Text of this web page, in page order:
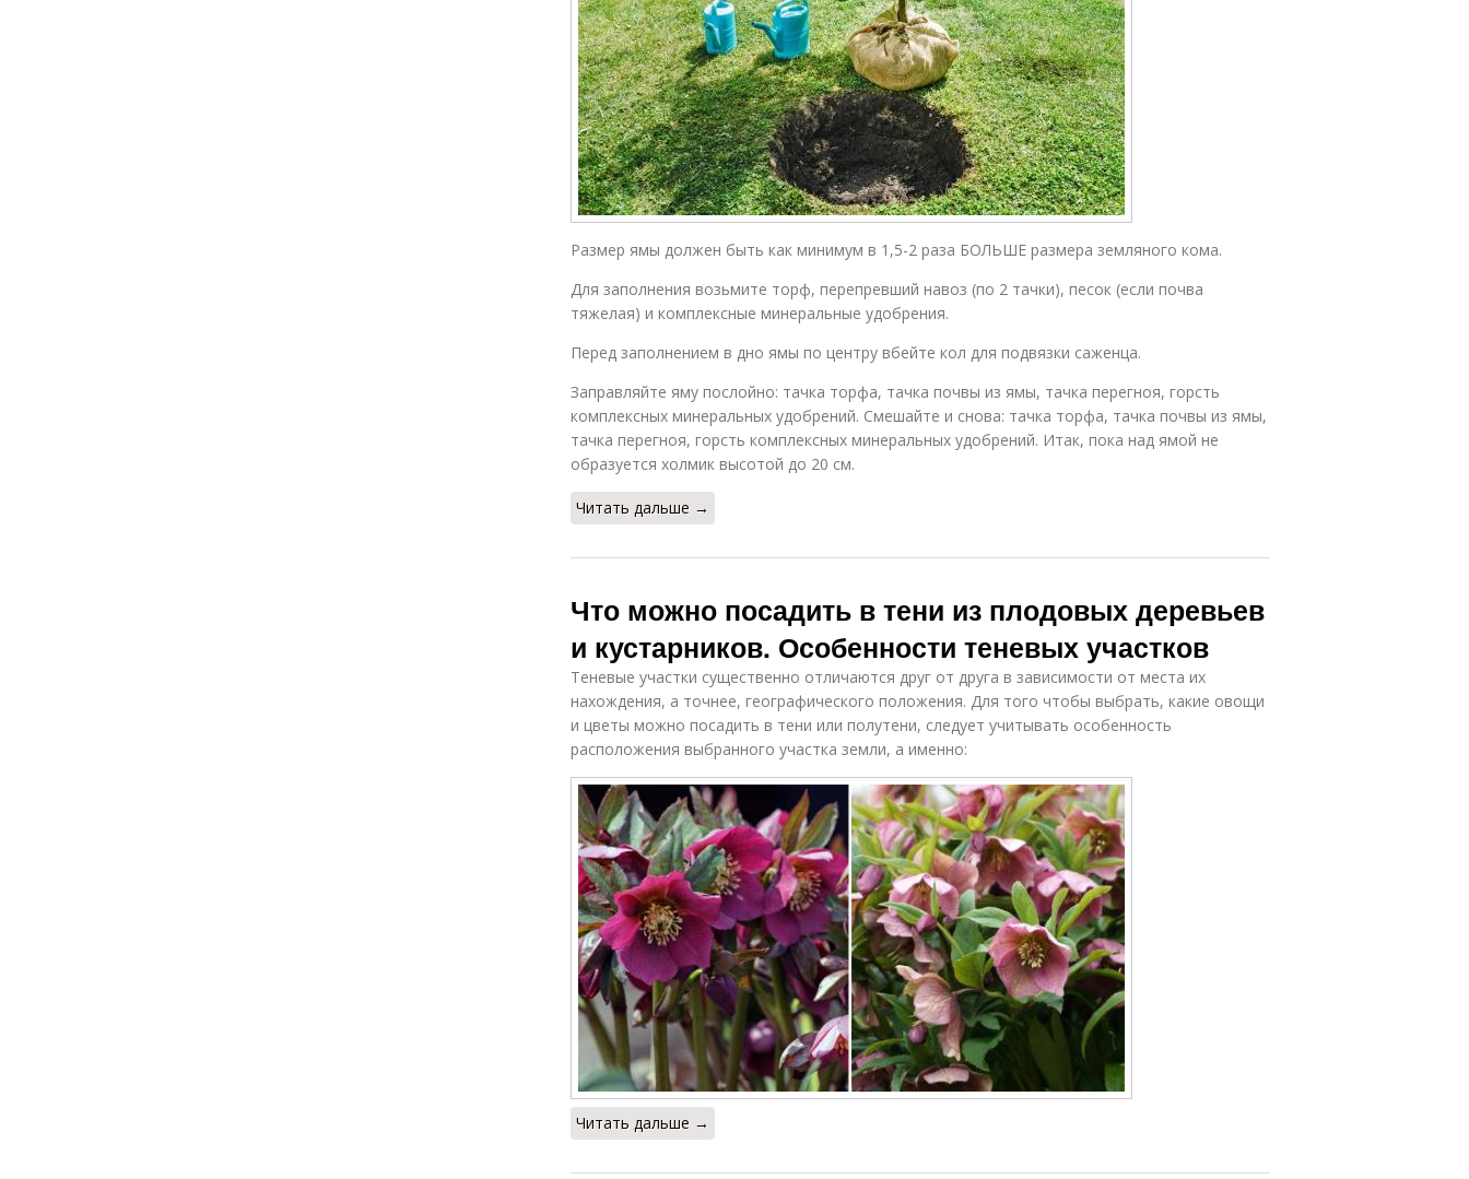
Размер ямы должен быть как минимум в 1,5-2 раза БОЛЬШЕ размера земляного кома.
Для заполнения возьмите торф, перепревший навоз (по 2 тачки), песок (если почва
тяжелая) и комплексные минеральные удобрения.
Перед заполнением в дно ямы по центру вбейте кол для подвязки саженца.
Заправляйте яму послойно: тачка торфа, тачка почвы из ямы, тачка перегноя, горсть
комплексных минеральных удобрений. Смешайте и снова: тачка торфа, тачка почвы из ямы,
тачка перегноя, горсть комплексных минеральных удобрений. Итак, пока над ямой не
образуется холмик высотой до 20 см.
Читать дальше →
Что можно посадить в тени из плодовых деревьев
и кустарников. Особенности теневых участков
Теневые участки существенно отличаются друг от друга в зависимости от места их
нахождения, а точнее, географического положения. Для того чтобы выбрать, какие овощи
и цветы можно посадить в тени или полутени, следует учитывать особенность
расположения выбранного участка земли, а именно:
Читать дальше →